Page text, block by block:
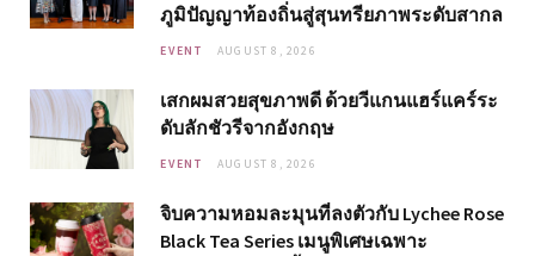
ภูมิปัญญาท้องถิ่นสู่สุนทรียภาพระดับสากล
EVENT AUGUST 8, 2026
เสกผมสวยสุขภาพดี ด้วยวีแกนแฮร์แคร์ระ
ดับลักชัวรีจากอังกฤษ
EVENT AUGUST 8, 2026
จิบความหอมละมุนที่ลงตัวกับ Lychee Rose
Black Tea Series เมนูพิเศษเฉพาะ